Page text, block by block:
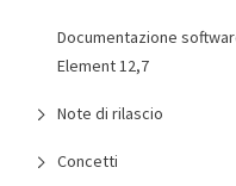
Documentazione
Element 12,7
Note di rilascio
Concetti